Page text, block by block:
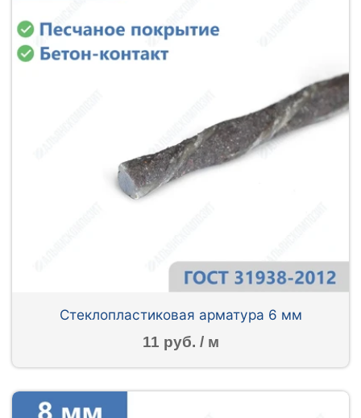
Стеклопластиковая арматура 6 мм
11 руб. / м